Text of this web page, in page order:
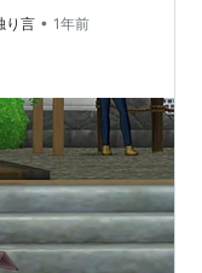
り言 • 1年前